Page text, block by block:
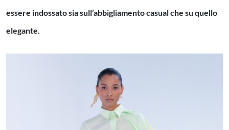
essere indossato sia sull’abbigliamento casual che su quello
elegante.